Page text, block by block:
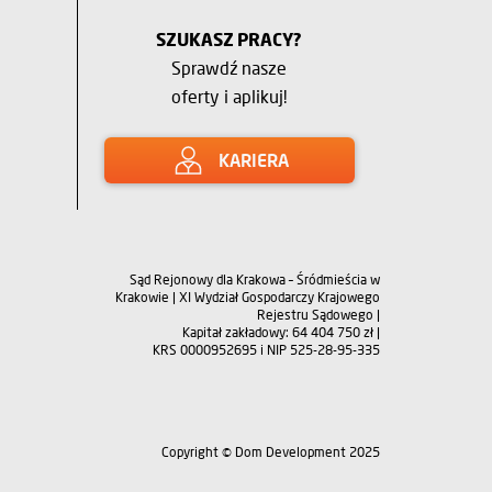
SZUKASZ PRACY?
Sprawdź nasze
oferty i aplikuj!
KARIERA
Sąd Rejonowy dla Krakowa – Śródmieścia w
Krakowie | XI Wydział Gospodarczy Krajowego
Rejestru Sądowego |
Kapitał zakładowy: 64 404 750 zł |
KRS 0000952695 i NIP 525-28-95-335
Copyright © Dom Development 2025